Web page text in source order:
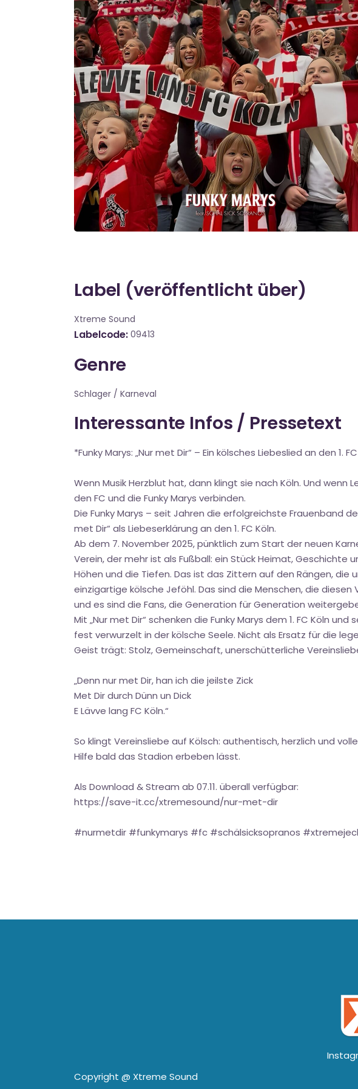
Label (veröffentlicht über)
Xtreme Sound
Labelcode 09413
Genre
Schlager / Karneval
Interessante Infos / Pressetext
*Funky Marys: „Nur met Dir“ – Ein kölsches Liebeslied an den 1.
Wenn Musik Herzblut hat, dann klingt sie nach Köln. Und
den FC und die Funky Marys verbinden.
Die Funky Marys – seit Jahren die erfolgreichste Frauenband
met Dir“ als Liebeserklärung an den 1. FC Köln.
Ab dem 7. November 2025, pünktlich zum Start der neuen
Verein, der mehr ist als Fußball: ein Stück Heimat, Geschichte
Höhen und die Tiefen. Das ist das Zittern auf den Rängen,
einzigartige kölsche Jeföhl. Das sind die Menschen, die
und es sind die Fans, die Generation für Generation
Mit „Nur met Dir“ schenken die Funky Marys dem 1. FC Köln
fest verwurzelt in der kölsche Seele. Nicht als Ersatz für die
Geist trägt: Stolz, Gemeinschaft, unerschütterliche
„Denn nur met Dir, han ich die jeilste Zick
Met Dir durch Dünn un Dick
E Lävve lang FC Köln.“
So klingt Vereinsliebe auf Kölsch: authentisch, herzlich und
Hilfe bald das Stadion erbeben lässt.
Als Download & Stream ab 07.11. überall verfügbar:
https://save-it.cc/xtremesound/nur-met-dir
#nurmetdir #funkymarys #fc #schälsicksopranos
Copyright @ Xtreme Sound